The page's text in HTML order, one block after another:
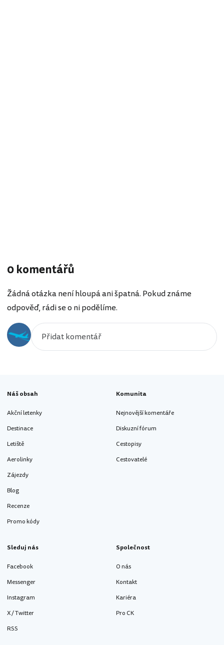
0 komentářů
Žádná otázka není hloupá ani špatná. Pokud známe
odpověď, rádi se o ni podělíme.
Náš obsah
Akční letenky
Destinace
Letiště
Aerolinky
Zájezdy
Blog
Recenze
Promo kódy
Komunita
Nejnovější komentáře
Diskuzní fórum
Cestopisy
Cestovatelé
Sleduj nás
Facebook
Messenger
Instagram
X / Twitter
RSS
Společnost
O nás
Kontakt
Kariéra
Pro CK